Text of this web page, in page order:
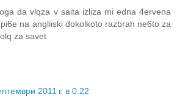
da vlqza v saita izliza mi edna 4ervena
na angliiski dokolkoto razbrah ne6to za
za savet
2011 г. в 0:22